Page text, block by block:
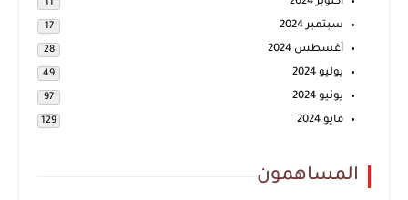
أكتوبر 2024 11
سبتمبر 2024 17
أغسطس 2024 28
يوليو 2024 49
يونيو 2024 97
مايو 2024 129
المساهمون